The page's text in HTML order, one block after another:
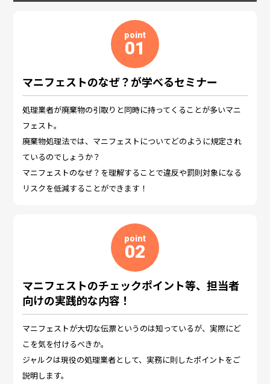
point
01
マニフェストのなぜ？が学べるセミナー
処理業者が廃棄物の引取りと同時に持ってくることが多いマニ
フェスト。
廃棄物処理法では、マニフェストについてどのように規定され
ているのでしょうか？
マニフェストのなぜ？を理解することで違反や罰則対象になる
リスクを低減することができます！
point
02
マニフェストのチェックポイント等、担当者
向けの実践的な内容！
マニフェストが大切な伝票というのは知っているが、実際にど
こを気を付けるべきか。
ジャルクは現役の処理業者として、実務に則したポイントをご
説明します。